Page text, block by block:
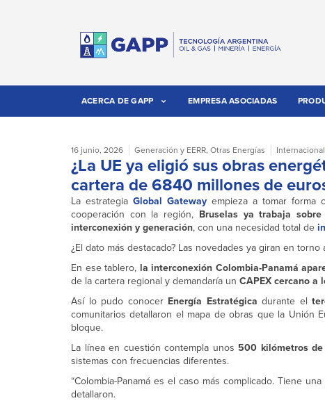
ACERCA DE GAPP EMPRESA ASOCIADAS
16 junio, 2026 Generación y EERR, Otras Energías Internacional
¿La UE ya eligió sus obras
cartera de 6840 millones de
La estrategia Global Gateway empieza a tomar forma
cooperación con la región, Bruselas ya trabaja
interconexión y generación, con una necesidad total de
¿El dato más destacado? Las novedades ya giran en
En ese tablero, la interconexión Colombia-Panamá
de la cartera regional y demandaría un CAPEX cercano a
Así lo pudo conocer Energía Estratégica durante el
comunitarios detallaron el mapa de obras que la Unión
bloque.
La línea en cuestión contempla unos 500 kilómetros
sistemas con frecuencias diferentes.
“Colombia-Panamá es el caso más complicado. Tiene
detallaron.